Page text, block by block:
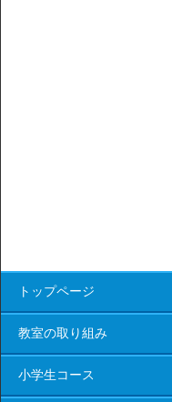
トップページ
教室の取り組み
小学生コース